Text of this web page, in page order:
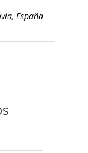
España